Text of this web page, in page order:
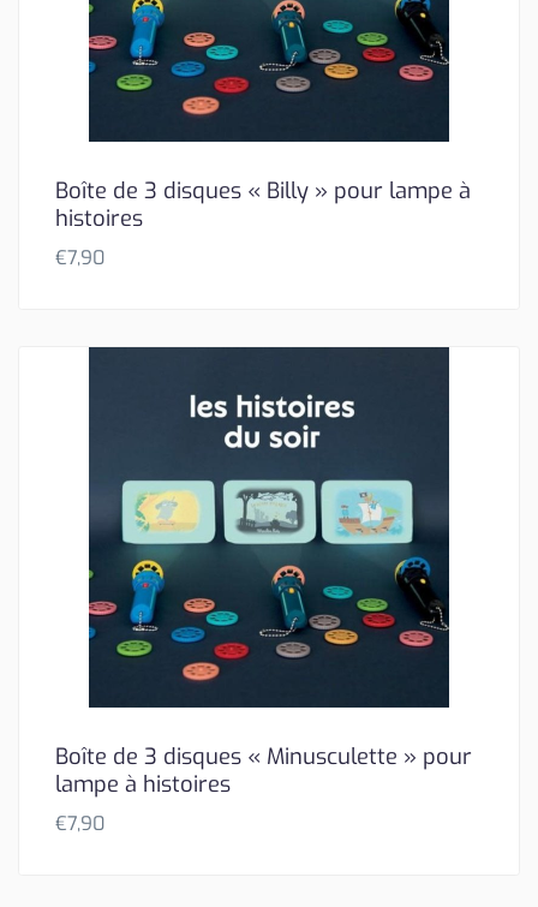
Boîte de 3 disques « Billy » pour lampe à
histoires
€7,90
Boîte de 3 disques « Minusculette » pour
lampe à histoires
€7,90